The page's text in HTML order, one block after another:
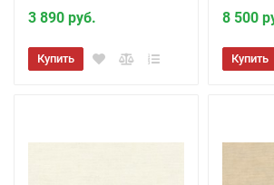
Обнинск, Балобаново, Наро-
Бесплатно
(при заказе более
3 890 руб.
Купить
8 500
Купить